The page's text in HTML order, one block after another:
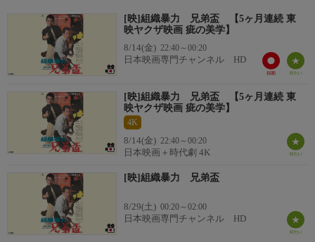
ある事件で服役した木島は、銀座の顔役となった大場と出所後に
再び組むが、裏社会を牛耳る力が立ちはだかる。
[映]組織暴力 兄弟盃 【5ヶ月連続 東
映ヤクザ映画 疵の美学】
8/14(金) 22:40～00:20
日本映画専門チャンネル HD
[映]組織暴力 兄弟盃 【5ヶ月連続 東
映ヤクザ映画 疵の美学】
4K
8/14(金) 22:40～00:20
日本映画＋時代劇 4K
[映]組織暴力 兄弟盃
8/29(土) 00:20～02:00
日本映画専門チャンネル HD